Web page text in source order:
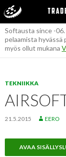
Haku
SIIRRY
SISÄLTÖÖN
Tietoja
Softausta since -
pelaamista hyvässä
myös ollut mukana
TEKNIIKKA
21.5.2015 EERO
AVAA